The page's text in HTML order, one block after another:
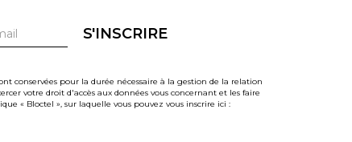
S'INSCRIRE
conservées pour la durée nécessaire à la gestion de la relation
votre droit d'accès aux données vous concernant et les faire
« Bloctel », sur laquelle vous pouvez vous inscrire ici :